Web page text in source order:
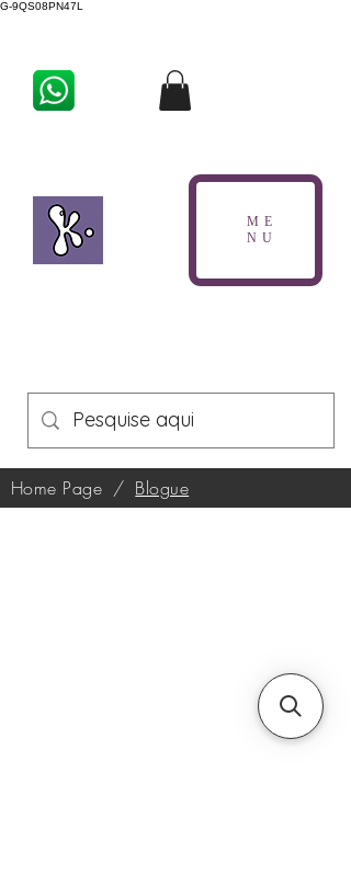
G-9QS08PN47L
ME
NU
Home Page / Blogue